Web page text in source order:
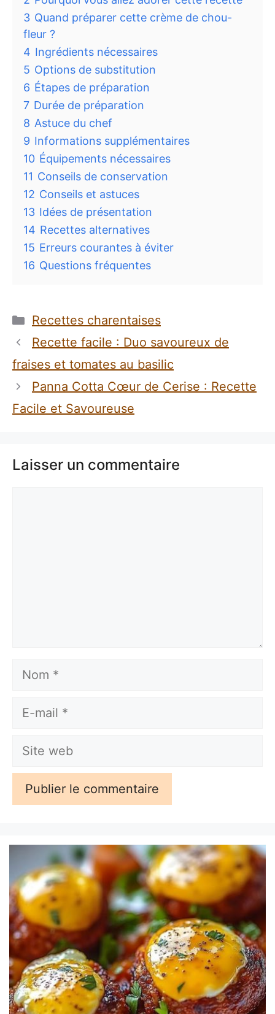
3 Quand préparer cette crème de chou-
fleur ?
4 Ingrédients nécessaires
5 Options de substitution
6 Étapes de préparation
7 Durée de préparation
8 Astuce du chef
9 Informations supplémentaires
10 Équipements nécessaires
11 Conseils de conservation
12 Conseils et astuces
13 Idées de présentation
14 Recettes alternatives
15 Erreurs courantes à éviter
16 Questions fréquentes
Catégories
Recettes charentaises
Recette facile : Duo savoureux de
fraises et tomates au basilic
Panna Cotta Cœur de Cerise : Recette
Facile et Savoureuse
Laisser un commentaire
Nom
E-
Site